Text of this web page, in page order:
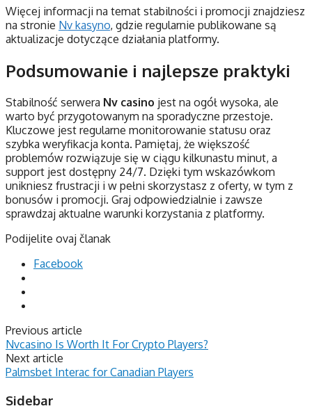
Więcej informacji na temat stabilności i promocji znajdziesz
na stronie Nv kasyno, gdzie regularnie publikowane są
aktualizacje dotyczące działania platformy.
Podsumowanie i najlepsze praktyki
Stabilność serwera Nv casino jest na ogół wysoka, ale
warto być przygotowanym na sporadyczne przestoje.
Kluczowe jest regularne monitorowanie statusu oraz
szybka weryfikacja konta. Pamiętaj, że większość
problemów rozwiązuje się w ciągu kilkunastu minut, a
support jest dostępny 24/7. Dzięki tym wskazówkom
unikniesz frustracji i w pełni skorzystasz z oferty, w tym z
bonusów i promocji. Graj odpowiedzialnie i zawsze
sprawdzaj aktualne warunki korzystania z platformy.
Podijelite ovaj članak
Facebook
Previous article
Nvcasino Is Worth It For Crypto Players?
Next article
Palmsbet Interac for Canadian Players
Sidebar